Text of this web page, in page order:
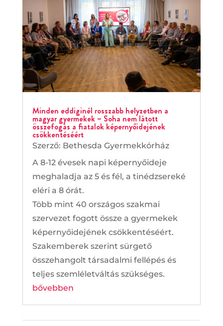
Minden eddiginél rosszabb helyzetben a
magyar gyermekek – Soha nem látott
összefogás a fiatalok képernyőidejének
csökkentéséért
Szerző: Bethesda Gyermekkórház
A 8-12 évesek napi képernyőideje
meghaladja az 5 és fél, a tinédzsereké
eléri a 8 órát.
Több mint 40 országos szakmai
szervezet fogott össze a gyermekek
képernyőidejének csökkentéséért.
Szakemberek szerint sürgető
összehangolt társadalmi fellépés és
teljes szemléletváltás szükséges.
bővebben